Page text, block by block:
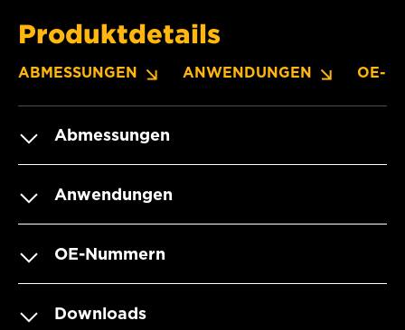
Produktdetails
ABMESSUNGEN ANWENDUNGEN OE-
Abmessungen
Anwendungen
OE-Nummern
Downloads